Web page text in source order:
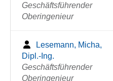
Geschäftsführender
Oberingenieur
Lesemann, Micha,
Dipl.-Ing.
Geschäftsführender
Oberingenieur